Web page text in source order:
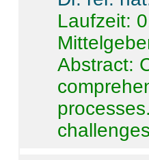
Laufzeit:
Abstract: